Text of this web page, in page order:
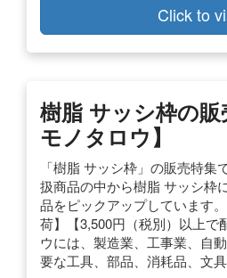
Click to
樹脂 サッシ枠の
モノタロウ】
「樹脂 サッシ枠」の販売特集
扱商品の中から樹脂 サッシ枠
品をピックアップしています
荷】【3,500円（税別）以上で
ウには、製造業、工事業、自
要な工具、部品、消耗品、文